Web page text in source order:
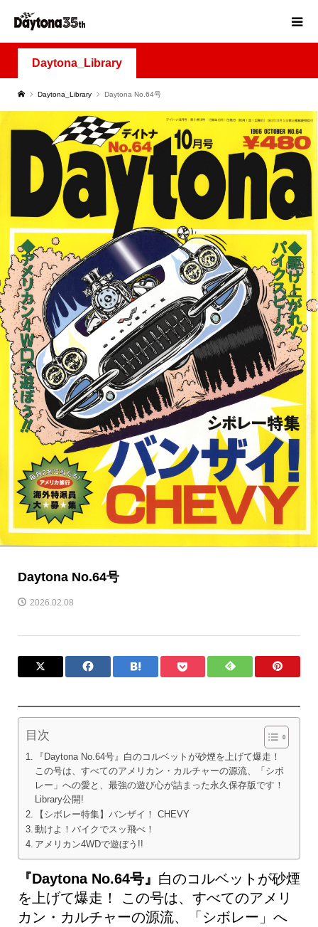
Daytona_Library
Daytona_Library Daytona No.64号
Daytona No.64号
2026.02.08
目次
『Daytona No.64号』白のコルベットが砂煙を上げて爆走！
この号は、すべてのアメリカン・カルチャーの源流、「シボ
レー」への愛と、最強の遊び心が詰まった永久保存版です！
Library公開!
【シボレー特集】バンザイ！ CHEVY
動けよ！バイクでスッ飛べ！
アメリカン4WDで遊ぼう!!
『Daytona No.64号』 白のコルベットが砂煙
を上げて爆走！ この号は、すべてのアメリ
カン・カルチャーの源流、「シボレー」へ